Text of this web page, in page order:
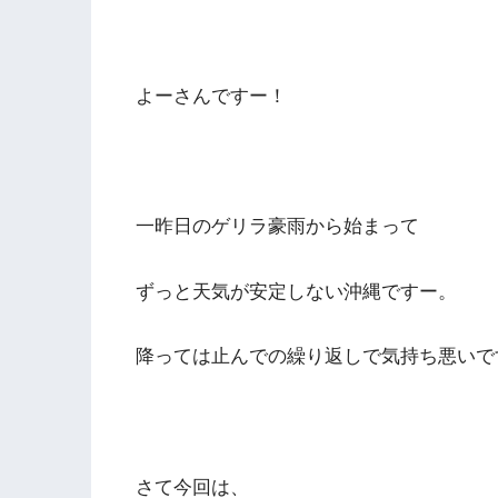
よーさんですー！
一昨日のゲリラ豪雨から始まって
ずっと天気が安定しない沖縄ですー。
降っては止んでの繰り返しで気持ち悪い
さて今回は、